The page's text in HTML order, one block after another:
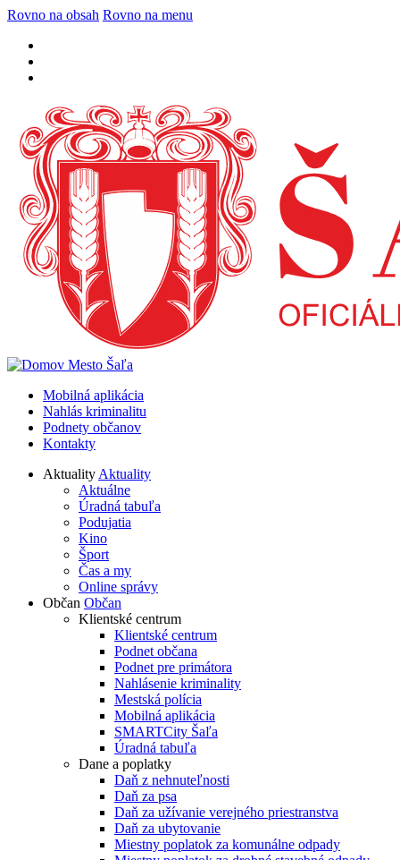
Rovno na obsah Rovno na menu
Mobilná aplikácia
Nahlás kriminalitu
Podnety občanov
Kontakty
AktualityAktuality
Aktuálne
Úradná tabuľa
Podujatia
Kino
Šport
Čas a my
Online správy
Občan Občan
Klientské centrum
Klientské centrum
Podnet občana
Podnet pre primátora
Nahlásenie kriminality
Mestská polícia
Mobilná aplikácia
SMARTCity Šaľa
Úradná tabuľa
Dane a poplatky
Daň z nehnuteľnosti
Daň za psa
Daň za užívanie verejného priestranstva
Daň za ubytovanie
Miestny poplatok za komunálne odpady